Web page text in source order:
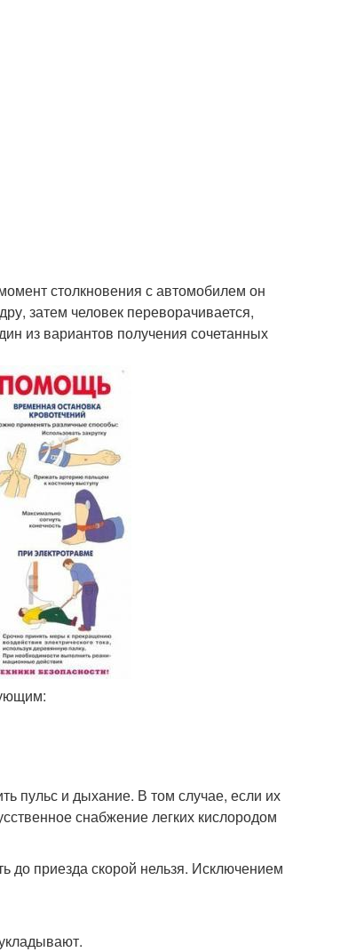
столкновения с автомобилем он
затем человек переворачивается,
из вариантов получения сочетанных
пульс и дыхание. В том случае, если их
снабжение легких кислородом
до приезда скорой нельзя. Исключением